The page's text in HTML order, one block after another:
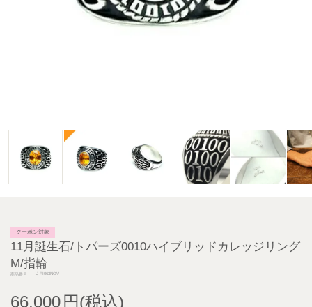
クーポン対象
11月誕生石/トパーズ0010ハイブリッドカレッジリング
M/指輪
商品番号 J-RI063NOV
66,000